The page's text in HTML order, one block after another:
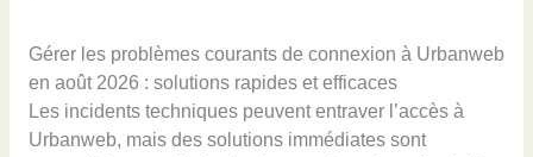
Gérer les problèmes courants de connexion à Urbanweb
en août 2026 : solutions rapides et efficaces
Les incidents techniques peuvent entraver l’accès à
Urbanweb, mais des solutions immédiates sont